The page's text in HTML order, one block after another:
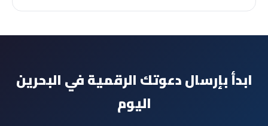
ابدأ بإرسال دعوتك الرقمية في البحرين
اليوم